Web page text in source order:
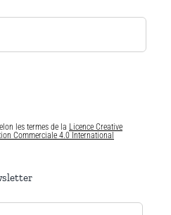
les termes de la Licence Creative
Commerciale 4.0 International